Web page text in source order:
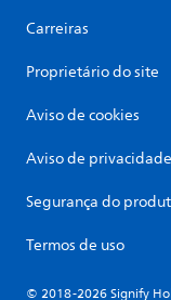
Carreiras
Proprietário do site
Aviso de cookies
Aviso de privacidade
Segurança do
Termos de uso
© 2018-2026 Signify